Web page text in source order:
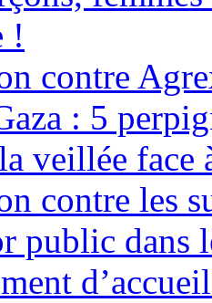
!
contre
: 5
veillée face
contre les
public dans